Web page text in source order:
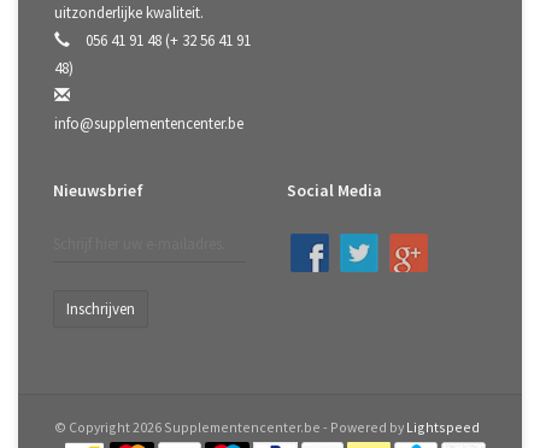
uitzonderlijke kwaliteit.
056 41 91 48 (+ 32 56 41 91
48)
info@supplementencenter.be
Nieuwsbrief
Inschrijven
Social Media
© Copyright 2026 Supplementencenter.be - Powered by Lightspeed